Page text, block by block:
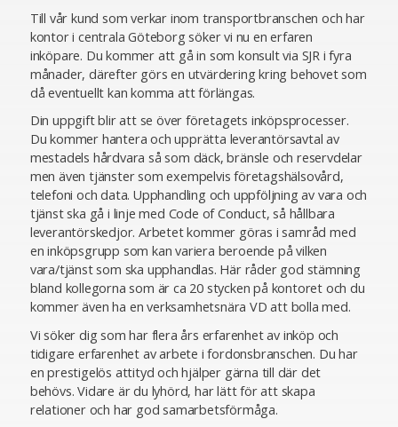
Till vår kund som verkar inom transportbranschen och har
kontor i centrala Göteborg söker vi nu en erfaren
inköpare. Du kommer att gå in som konsult via SJR i fyra
månader, därefter görs en utvärdering kring behovet som
då eventuellt kan komma att förlängas.
Din uppgift blir att se över företagets inköpsprocesser.
Du kommer hantera och upprätta leverantörsavtal av
mestadels hårdvara så som däck, bränsle och reservdelar
men även tjänster som exempelvis företagshälsovård,
telefoni och data. Upphandling och uppföljning av vara och
tjänst ska gå i linje med Code of Conduct, så hållbara
leverantörskedjor. Arbetet kommer göras i samråd med
en inköpsgrupp som kan variera beroende på vilken
vara/tjänst som ska upphandlas. Här råder god stämning
bland kollegorna som är ca 20 stycken på kontoret och du
kommer även ha en verksamhetsnära VD att bolla med.
Vi söker dig som har flera års erfarenhet av inköp och
tidigare erfarenhet av arbete i fordonsbranschen. Du har
en prestigelös attityd och hjälper gärna till där det
behövs. Vidare är du lyhörd, har lätt för att skapa
relationer och har god samarbetsförmåga.